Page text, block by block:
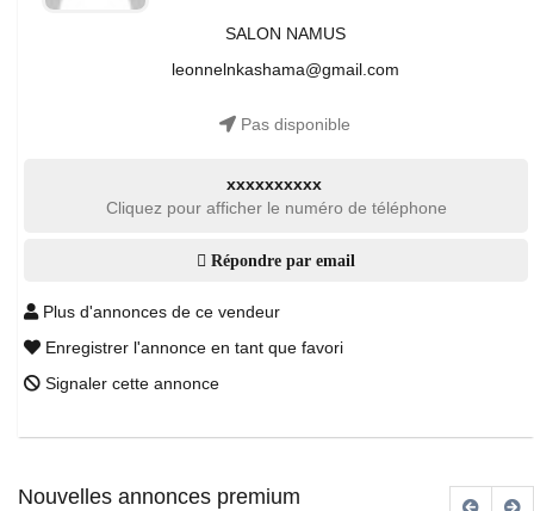
SALON NAMUS
leonnelnkashama@gmail.com
Pas disponible
xxxxxxxxxx
Cliquez pour afficher le numéro de téléphone
Répondre par email
Plus d'annonces de ce vendeur
Enregistrer l'annonce en tant que favori
Signaler cette annonce
Nouvelles annonces premium